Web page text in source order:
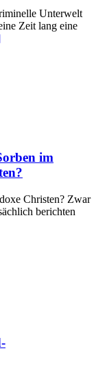
Unterwelt
Zeit lang eine
im
Christen? Zwar
berichten